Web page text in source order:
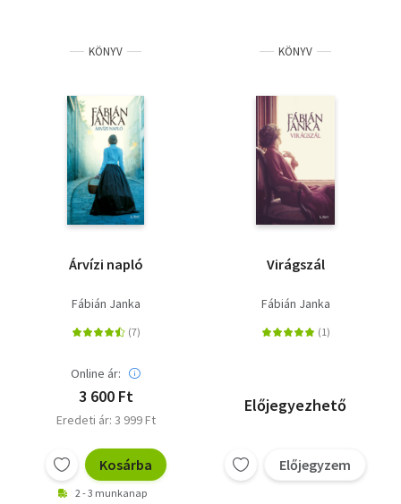
KÖNYV
Árvízi napló
Fábián Janka
Online ár:
3 600 Ft
Eredeti ár: 3 999 Ft
Kosárba
2 - 3 munkanap
KÖNYV
Virágszál
Fábián Janka
Előjegyezhető
Előjegyzem